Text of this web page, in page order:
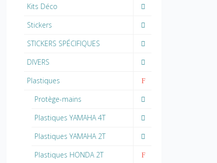
Kits Déco
Stickers
STICKERS SPÉCIFIQUES
DIVERS
Plastiques
Protège-mains
Plastiques YAMAHA 4T
Plastiques YAMAHA 2T
Plastiques HONDA 2T